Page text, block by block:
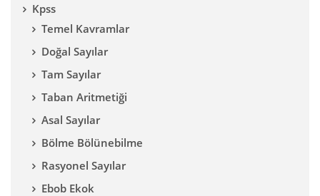
Kpss
Temel Kavramlar
Doğal Sayılar
Tam Sayılar
Taban Aritmetiği
Asal Sayılar
Bölme Bölünebilme
Rasyonel Sayılar
Ebob Ekok